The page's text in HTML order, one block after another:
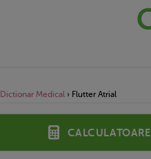
Dictionar Medical › Flutter Atrial
Calculatoare